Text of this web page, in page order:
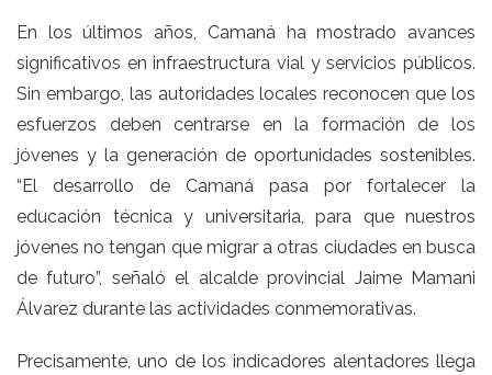
En los últimos años, Camaná ha mostrado avances
significativos en infraestructura vial y servicios públicos.
Sin embargo, las autoridades locales reconocen que los
esfuerzos deben centrarse en la formación de los
jóvenes y la generación de oportunidades sostenibles.
“El desarrollo de Camaná pasa por fortalecer la
educación técnica y universitaria, para que nuestros
jóvenes no tengan que migrar a otras ciudades en busca
de futuro”, señaló el alcalde provincial Jaime Mamani
Álvarez durante las actividades conmemorativas.
Precisamente, uno de los indicadores alentadores llega